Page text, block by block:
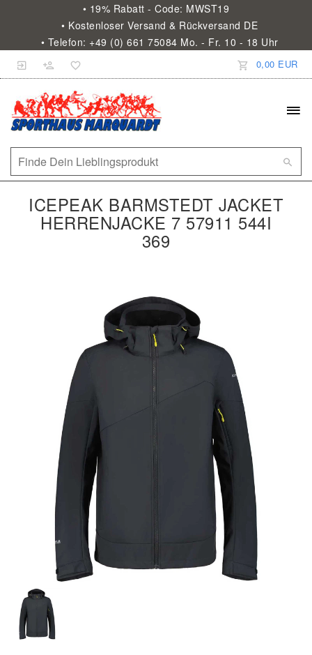
• 19% Rabatt - Code: MWST19
• Kostenloser Versand & Rückversand DE
• Telefon: +49 (0) 661 75084 Mo. - Fr. 10 - 18 Uhr
0,00 EUR
ICEPEAK BARMSTEDT JACKET
HERRENJACKE 7 57911 544I
369